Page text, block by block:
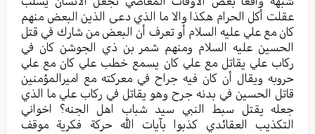
عقلت أكل الحرام هكذا والا ما الذي دعى الذين البعض منهم
كان مع علي عليه السلام أو تعرف أن البعض من شارك في قتل
الحسين عليه السلام ومنهم شمر بن ذي الجوشن كان في
ركاب علي يقاتل مع علي كان يسمع خطب علي كان مع علي
حروبه ويقال أن كان فيه جراح في معركته مع اميرالمؤمنين
قاتل الحسين في بدنه جرح وهو يقاتل في ركاب علي ما الذي
جعله يقتل سبط النبي سيد شباب اهل الجنه؟ اخواني
التكذيب العقائدي كذبوا بآيات الله حركة فكرية موقف